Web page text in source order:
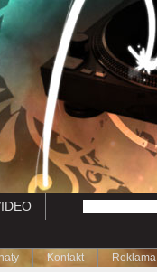
Kontakt Reklama